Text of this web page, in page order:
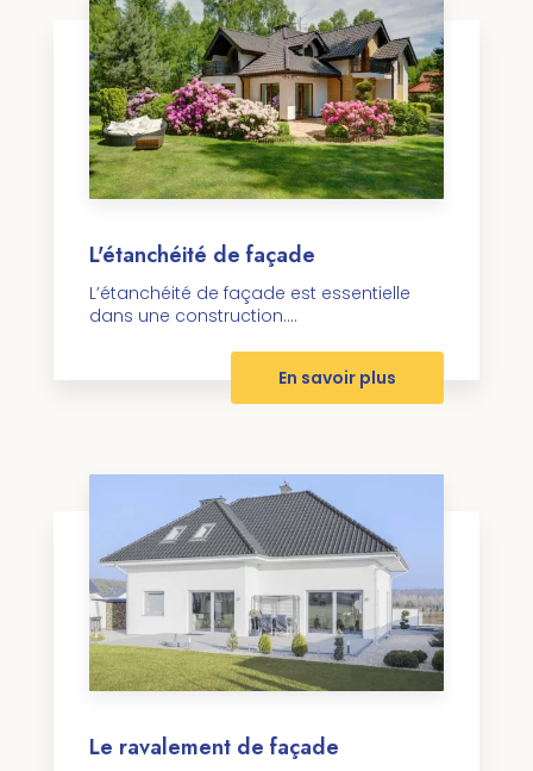
L'étanchéité de façade
L’étanchéité de façade est essentielle
dans une construction....
En savoir plus
Le ravalement de façade